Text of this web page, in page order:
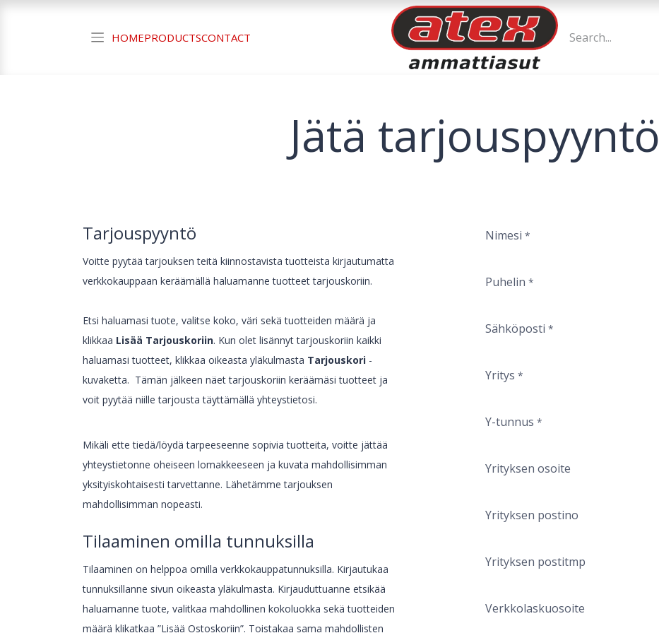
HOMEPRODUCTSCONTACT
Jätä tarjouspyyntö
Tarjouspyyntö
Voitte pyytää tarjouksen teitä kiinnostavista tuotteista kirjautumatta
verkkokauppaan keräämällä haluamanne tuotteet tarjouskoriin.
Etsi haluamasi tuote, valitse koko, väri sekä tuotteiden määrä ja
klikkaa Lisää Tarjouskoriin. Kun olet lisännyt tarjouskoriin kaikki
haluamasi tuotteet, klikkaa oikeasta yläkulmasta Tarjouskori -
kuvaketta. Tämän jälkeen näet tarjouskoriin keräämäsi tuotteet ja
voit pyytää niille tarjousta täyttämällä yhteystietosi.
Mikäli ette tiedä/löydä tarpeeseenne sopivia tuotteita, voitte jättää
yhteystietonne oheiseen lomakkeeseen ja kuvata mahdollisimman
yksityiskohtaisesti tarvettanne. Lähetämme tarjouksen
mahdollisimman nopeasti.
Tilaaminen omilla tunnuksilla
Tilaaminen on helppoa omilla verkkokauppatunnuksilla. Kirjautukaa
tunnuksillanne sivun oikeasta yläkulmasta. Kirjauduttuanne etsikää
haluamanne tuote, valitkaa mahdollinen kokoluokka sekä tuotteiden
määrä klikatkaa ”Lisää Ostoskoriin”. Toistakaa sama mahdollisten
Nimesi *
Puhelin *
Sähköposti *
Yritys *
Y-tunnus *
Yrityksen osoite
Yrityksen postino
Yrityksen postitmp
Verkkolaskuosoite